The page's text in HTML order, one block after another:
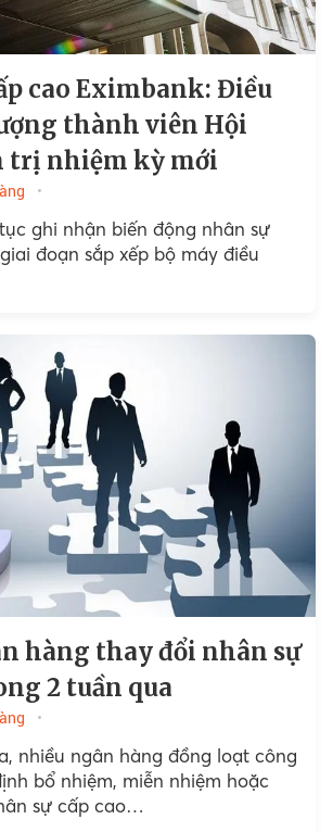
cao Eximbank: Điều
thành viên Hội
trị nhiệm kỳ mới
ghi nhận biến động nhân sự
đoạn sắp xếp bộ máy điều
hàng thay đổi nhân sự
2 tuần qua
nhiều ngân hàng đồng loạt công
bổ nhiệm, miễn nhiệm hoặc
sự cấp cao…